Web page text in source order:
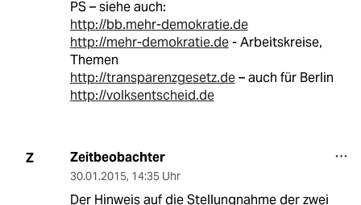
PS – siehe auch:
http://bb.mehr-demokratie.de
http://mehr-demokratie.de- Arbeitskreise,
Themen
http://transparenzgesetz.de– auch für Berlin
http://volksentscheid.de
Z Zeitbeobachter
30.01.2015, 14:35 Uhr
Der Hinweis auf die Stellungnahme der zwei